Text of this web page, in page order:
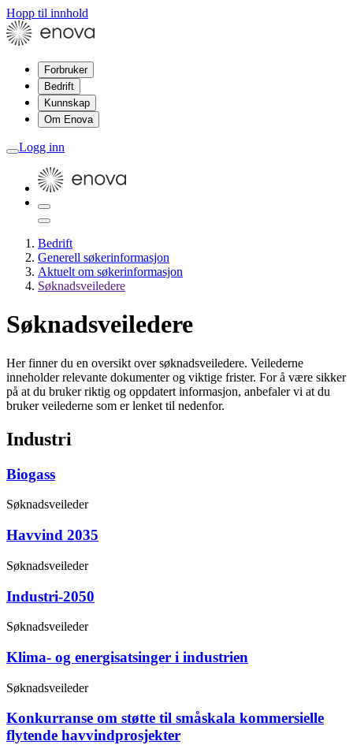
Hopp til innhold
Forbruker
Bedrift
Kunnskap
Om Enova
Logg inn
Bedrift
Generell søkerinformasjon
Aktuelt om søkerinformasjon
Søknadsveiledere
Søknadsveiledere
Her finner du en oversikt over søknadsveiledere. Veilederne
inneholder relevante dokumenter og viktige frister. For å være sikker
på at du bruker riktig og oppdatert informasjon, anbefaler vi at du
bruker veilederne som er lenket til nedenfor.
Industri
Biogass
Søknadsveileder
Havvind 2035
Søknadsveileder
Industri-2050
Søknadsveileder
Klima- og energisatsinger i industrien
Søknadsveileder
Konkurranse om støtte til småskala kommersielle
flytende havvindprosjekter